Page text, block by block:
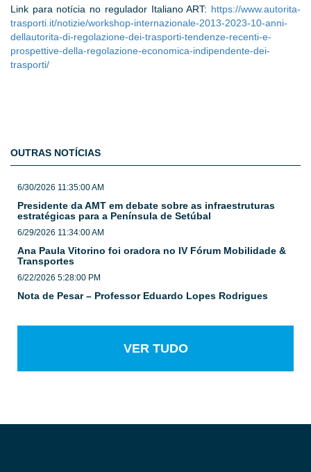
Link para notícia no regulador Italiano ART: https://www.autorita-
trasporti.it/notizie/workshop-internazionale-2013-2023-10-anni-
dellautorita-di-regolazione-dei-trasporti-tendenze-recenti-e-
prospettive-della-regolazione-economica-indipendente-dei-
trasporti/
OUTRAS NOTÍCIAS
6/30/2026 11:35:00 AM
Presidente da AMT em debate sobre as infraestruturas
estratégicas para a Península de Setúbal
6/29/2026 11:34:00 AM
Ana Paula Vitorino foi oradora no IV Fórum Mobilidade &
Transportes
6/22/2026 5:28:00 PM
Nota de Pesar – Professor Eduardo Lopes Rodrigues
VER TUDO